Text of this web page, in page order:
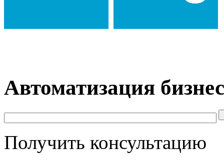
Автоматизация
Получить консультацию